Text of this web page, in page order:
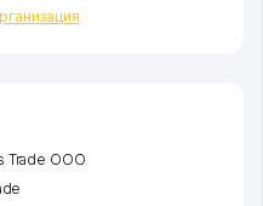
Trade ООО